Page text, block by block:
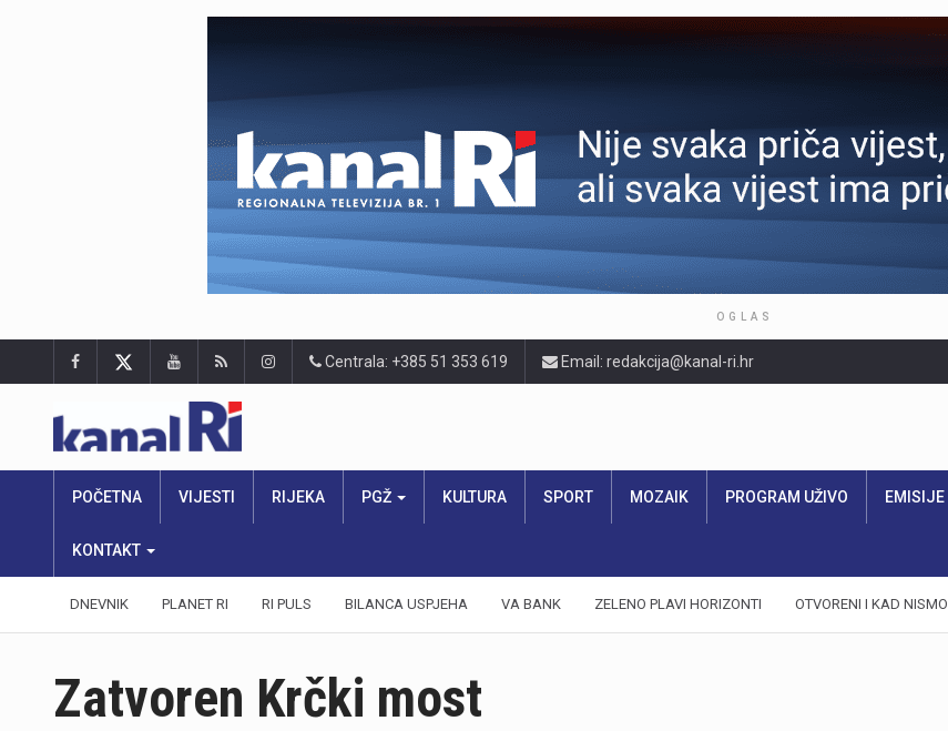
OGLAS
Centrala: +385 51 353 619 Email: redakcija@kanal-ri.hr
POČETNA VIJESTI RIJEKA PGŽ KULTURA SPORT MOZAIK PROGRAM UŽIVO EMISIJE
KONTAKT
DNEVNIK PLANET RI RI PULS BILANCA USPJEHA VA BANK ZELENO PLAVI HORIZONTI OTVORENI I KAD NISMO
Zatvoren Krčki most